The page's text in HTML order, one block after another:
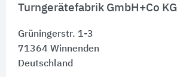
Turngerätefabrik GmbH+Co KG
Grüningerstr. 1-3
71364 Winnenden
Deutschland